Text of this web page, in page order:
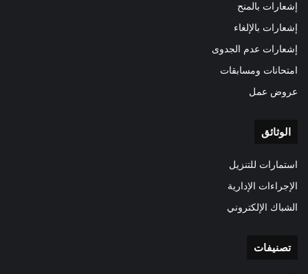
إشعارات بالمنح
إشعارات بالإلغاء
إشعارات عدم الجدوى
امتحانات ومسابقات
عروض عمل
الوثائق
استمارات للتنزيل
الإجراءات الإدارية
الشباك الإلكتروني
تصنيفات